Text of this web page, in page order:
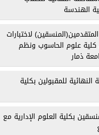
الهندسة
لاختبارات
علوم الحاسوب ونظم
ذمار
النهائية للمقبولين بكلية
بكلية العلوم الإدارية مع